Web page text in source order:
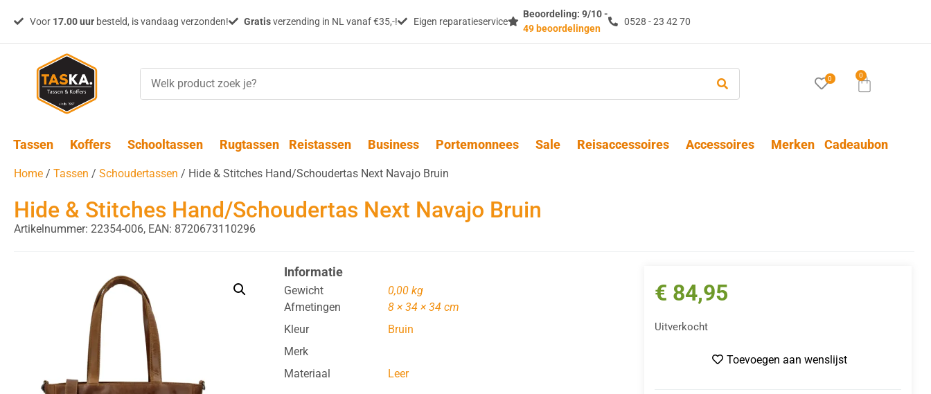
Voor 17.00 uurbesteld, is vandaag verzonden! Gratisverzending in NL vanaf €35,-! Eigen reparatieservice
Beoordeling: 9/10 -
49 beoordelingen
0528 - 23 42 70
0 0
Tassen Koffers Schooltassen Rugtassen Reistassen Business Portemonnees Sale Reisaccessoires Accessoires Merken Cadeaubon
Home / Tassen / Schoudertassen / Hide & Stitches Hand/Schoudertas Next Navajo Bruin
Hide & Stitches Hand/Schoudertas Next Navajo Bruin
Artikelnummer: 22354-006, EAN: 8720673110296
Informatie
Gewicht
0,00 kg
Afmetingen
8 × 34 × 34 cm
Kleur
Bruin
Merk
Materiaal
Leer
€ 84,95
Uitverkocht
Toevoegen aan wenslijst